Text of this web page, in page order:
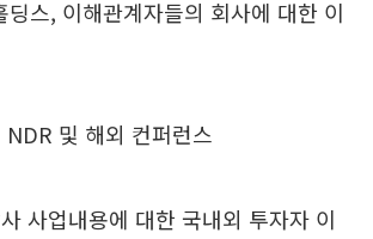
스, 이해관계자들의 회사에 대한 이
및 해외 컨퍼런스
사업내용에 대한 국내외 투자자 이